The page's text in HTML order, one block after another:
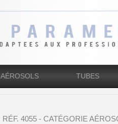
AÉROSOLS TUBES
RÉF. 4055 - CATÉGORIE